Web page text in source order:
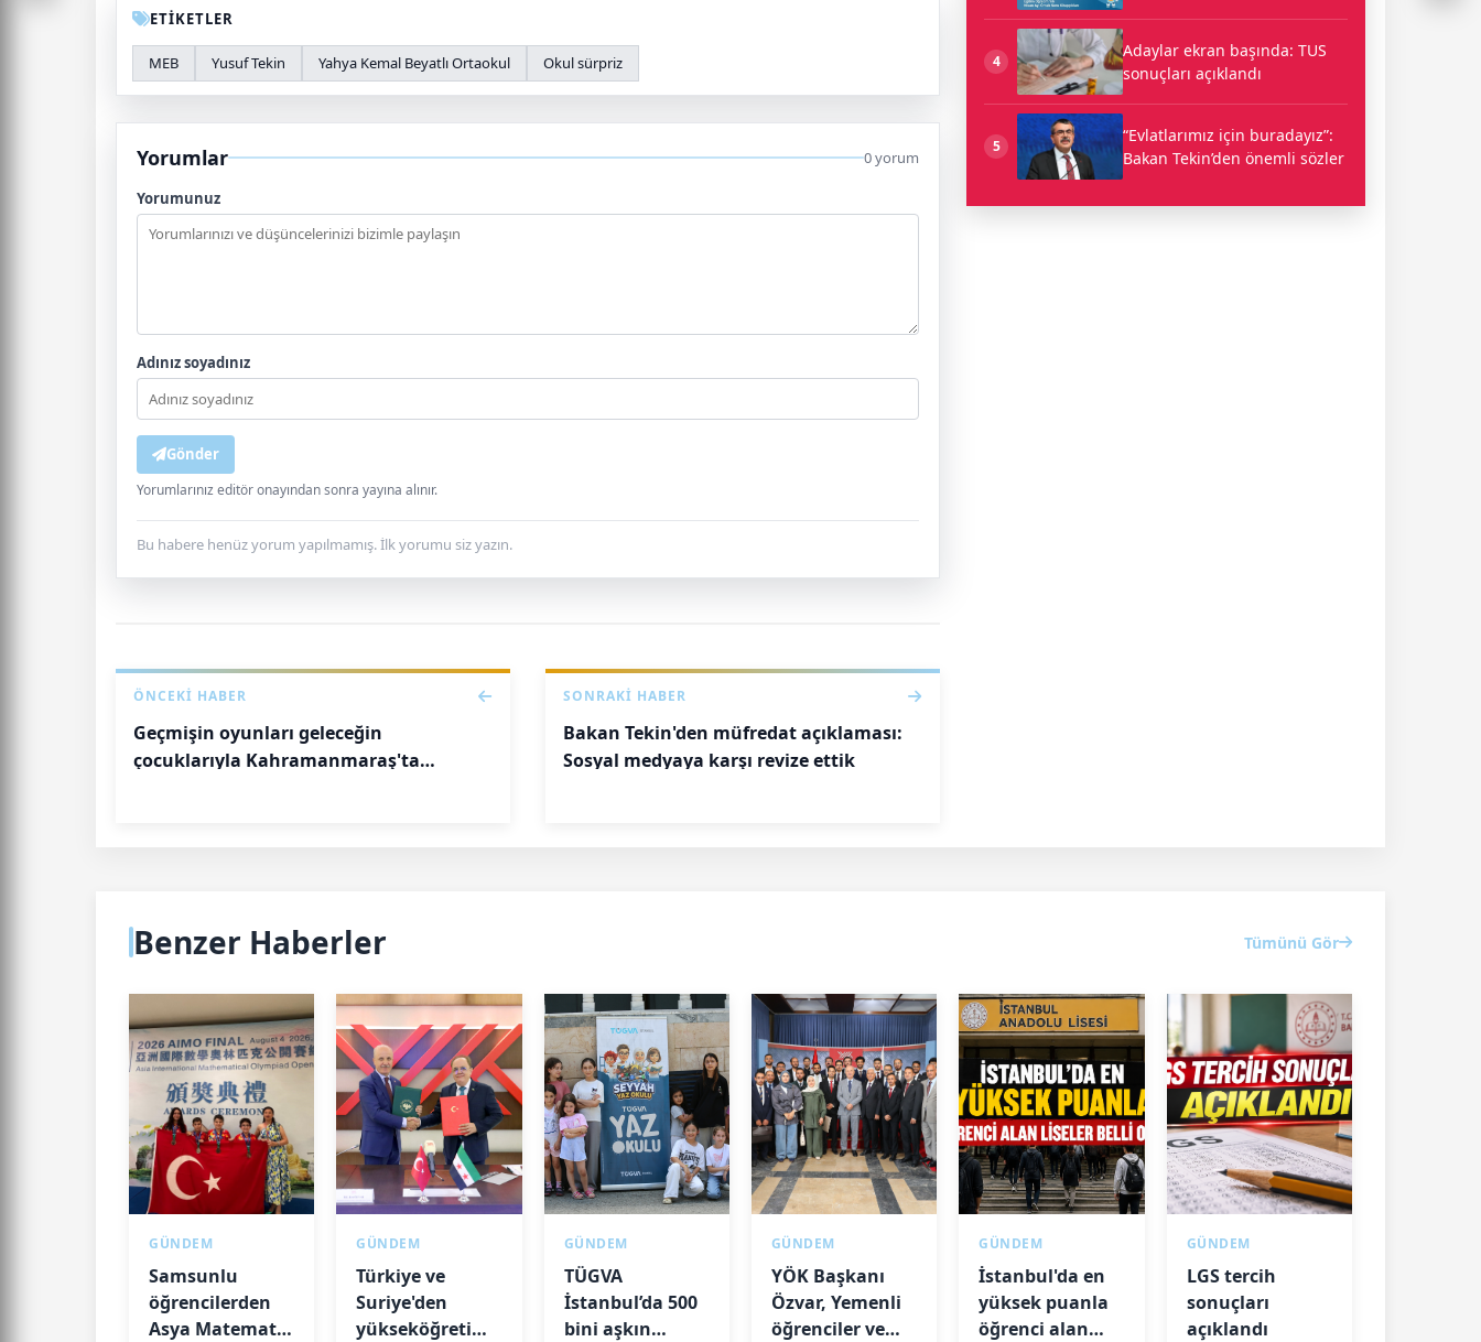
ETİKETLER
MEB Yusuf Tekin Yahya Kemal Beyatlı Ortaokul Okul sürpriz
Yorumlar 0 yorum
Yorumunuz
Adınız soyadınız
Gönder
Yorumlarınız editör onayından sonra yayına alınır.
Bu habere henüz yorum yapılmamış. İlk yorumu siz yazın.
ÖNCEKI HABER
Geçmişin oyunları geleceğin
çocuklarıyla Kahramanmaraş'ta
SONRAKI HABER
Bakan Tekin'den müfredat açıklaması:
Sosyal medyaya karşı revize ettik
4
Adaylar ekran başında: TUS
sonuçları açıklandı
5
“Evlatlarımız için buradayız”:
Bakan Tekin’den önemli sözler
Benzer Haberler Tümünü Gör
GÜNDEM
Samsunlu
öğrencilerden
Asya Matematik
GÜNDEM
Türkiye ve
Suriye'den
yükseköğretimde
GÜNDEM
TÜGVA
İstanbul’da 500
bini aşkın
GÜNDEM
YÖK Başkanı
Özvar, Yemenli
öğrenciler ve
GÜNDEM
İstanbul'da en
yüksek puanla
öğrenci alan
GÜNDEM
LGS tercih
sonuçları
açıklandı